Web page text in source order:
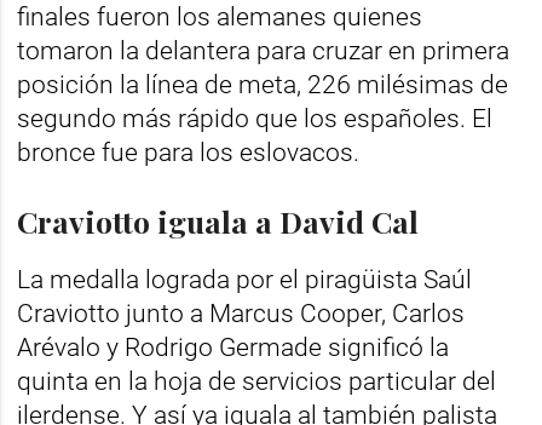
finales fueron los alemanes quienes
tomaron la delantera para cruzar en primera
posición la línea de meta, 226 milésimas de
segundo más rápido que los españoles. El
bronce fue para los eslovacos.
Craviotto iguala a David Cal
La medalla lograda por el piragüista Saúl
Craviotto junto a Marcus Cooper, Carlos
Arévalo y Rodrigo Germade significó la
quinta en la hoja de servicios particular del
ilerdense. Y así ya iguala al también palista